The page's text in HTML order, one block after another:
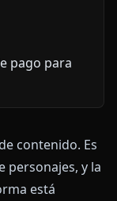
pago para
contenido. Es
personajes, y la
está